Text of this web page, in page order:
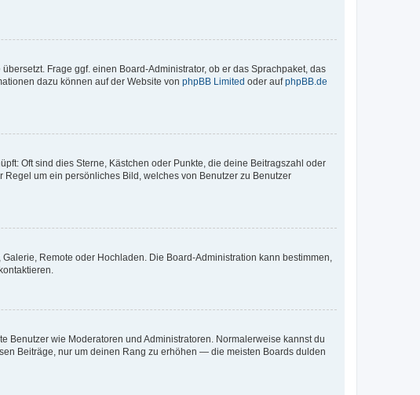
Frage ggf. einen Board-Administrator, ob er das Sprachpaket, das
dazu können auf der Website von phpBB Limited oder aufphpBB.de
Oft sind dies Sterne, Kästchen oder Punkte, die deine Beitragszahl oder
um ein persönliches Bild, welches von Benutzer zu Benutzer
Remote oder Hochladen. Die Board-Administration kann bestimmen,
Benutzer wie Moderatoren und Administratoren. Normalerweise kannst du
Beiträge, nur um deinen Rang zu erhöhen — die meisten Boards dulden